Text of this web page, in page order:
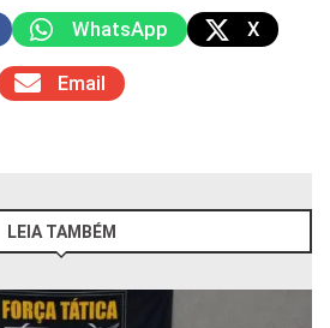
WhatsApp X
Email
LEIA TAMBÉM